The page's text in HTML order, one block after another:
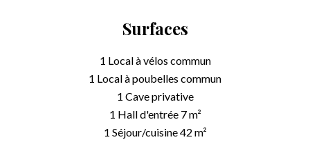
Surfaces
1 Local à vélos commun
1 Local à poubelles commun
1 Caveprivative
1 Hall d'entrée 7 m²
1 Séjour/cuisine42 m²